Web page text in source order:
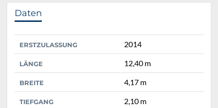
Daten
ERSTZULASSUNG 2014
LÄNGE 12,40 m
BREITE 4,17 m
TIEFGANG 2,10 m